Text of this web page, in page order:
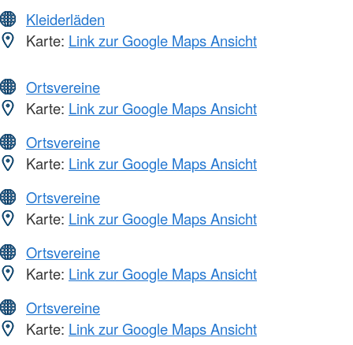
Kleiderläden
Karte: Link zur Google Maps Ansicht
Ortsvereine
Karte: Link zur Google Maps Ansicht
Ortsvereine
Karte: Link zur Google Maps Ansicht
Ortsvereine
Karte: Link zur Google Maps Ansicht
Ortsvereine
Karte: Link zur Google Maps Ansicht
Ortsvereine
Karte: Link zur Google Maps Ansicht